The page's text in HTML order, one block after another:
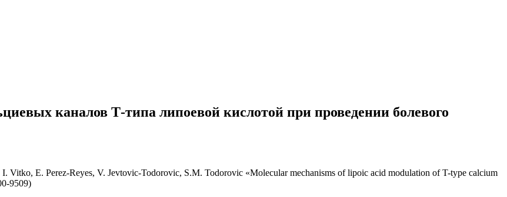
каналов Т-типа липоевой кислотой при проведении болевого
Vitko, E. Perez-Reyes, V. Jevtovic-Todorovic, S.M. Todorovic «Molecular mechanisms of lipoic acid modulation of T-type calcium
9509)